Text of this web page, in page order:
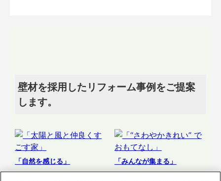
壁材を採用したリフォーム事例をご提案
します。
「自然を感じる」 「みんなが集まる」